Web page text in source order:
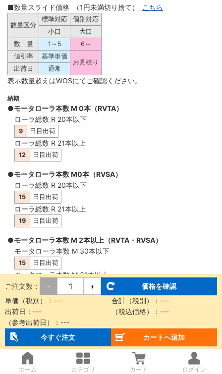
■数量スライド価格 （1円未満切り捨て） こちら
数量区分
標準対応
個別対応
小口
大口
数 量
1～5
6～
値引率
基準単価
お見積り
出荷日
通常
表示数量超えはWOSにてご確認ください。
納期
●モータローラ本数 M 0本（RVTA）
ローラ総数 R 20本以下
9 日目出荷
ローラ総数 R 21本以上
12 日目出荷
●モータローラ本数 M0本（RVSA）
ローラ総数 R 20本以下
15 日目出荷
ローラ総数 R 21本以上
19 日目出荷
●モータローラ本数 M 2本以上（RVTA・RVSA）
モータローラ本数 M 30本以下
15 日目出荷
モータローラ本数 M 31本以上
19 日目出荷
【納品に関する注意事項】
本商品は製品質量30kg以上もしくは機長2m以上の場合、チャ
ご注文数： - +
価格を確認
単価（税別）： --- 合計（税別）： ---
出荷日： --- （税込価格）： ---
（参考出荷日）： ---
今すぐ注文
カートへ追加
ホーム カテゴリ カート ログイン